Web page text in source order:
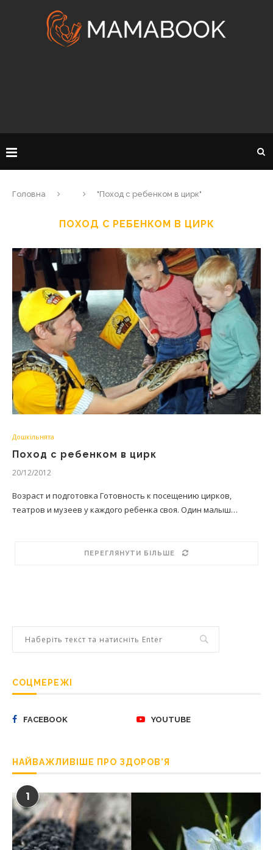
Головна "Поход с ребенком в цирк"
ПОХОД С РЕБЕНКОМ В ЦИРК
Дошкільнята
Поход с ребенком в цирк
20/12/2012
Возраст и подготовка Готовность к посещению цирков,
театров и музеев у каждого ребенка своя. Один малыш…
ПЕРЕГЛЯНУТИ БІЛЬШЕ
СОЦМЕРЕЖІ
FACEBOOK YOUTUBE
НАЙВАЖЛИВІШЕ ПРО ЗДОРОВ’Я
1